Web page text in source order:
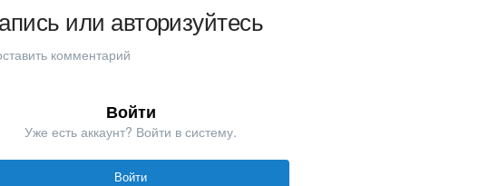
или авторизуйтесь
комментарий
Войти
Уже есть аккаунт? Войти в систему.
Войти